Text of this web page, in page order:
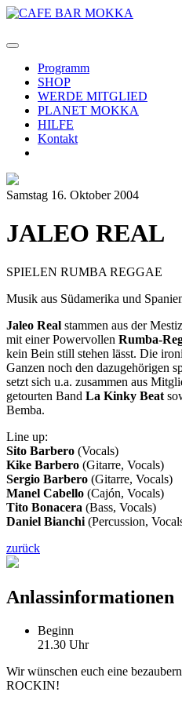
Programm
SHOP
WERDE MITGLIED
PLANET MOKKA
HILFE
Kontakt
Samstag 16. Oktober 2004
JALEO REAL
SPIELEN RUMBA REGGAE
Musik aus Südamerika und
Jaleo Real stammen aus der
mit einer Powervollen Rumba-
kein Bein still stehen lässt. Die
Ganzen noch den dazugehörigen
setzt sich u.a. zusammen aus
getourten Band La Kinky Beat
Bemba.
Line up:
Sito Barbero (Vocals)
Kike Barbero (Gitarre, Vocals)
Sergio Barbero (Gitarre, Vocals)
Manel Cabello (Cajón, Vocals)
Tito Bonacera (Bass, Vocals)
Daniel Bianchi (Percussion,
zurück
Anlassinformationen
Beginn
21.30 Uhr
Wir wünschen euch eine
ROCKIN!